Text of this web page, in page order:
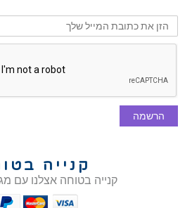
הרשמה
קנייה
קנייה בטוחה אצלנו עם